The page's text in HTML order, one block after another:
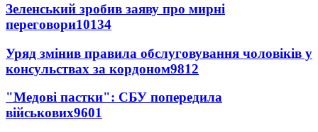
Зеленський зробив заяву про мирні
переговори10134
Уряд змінив правила обслуговування чоловіків у
консульствах за кордоном9812
"Медові пастки": СБУ попередила
військових9601